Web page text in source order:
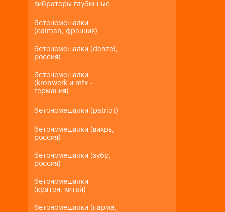
вибраторы глубинные
бетономешалки
(caiman, франция)
бетономешалки (denzel,
россия)
бетономешалки
(kronwerk и mtx -
германия)
бетономешалки (patriot)
бетономешалки (вихрь,
россия)
бетономешалки (зубр,
россия)
бетономешалки
(кратон, китай)
бетономешалки (парма,